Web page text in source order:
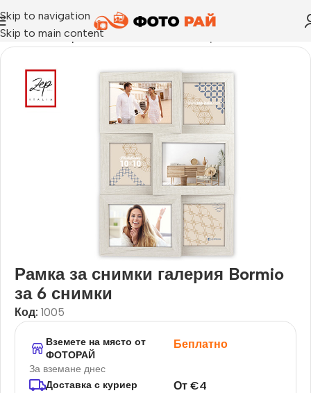
Skip to navigation
Skip to main content
Начало›Галерия›Рамка за снимки галерия Bormio за 6
Рамка за снимки галерия Bormio
за 6 снимки
Код: 1005
Вземете на място от
ФОТОРАЙ
За вземане днес
Беплатно
Доставка с куриер
От€4